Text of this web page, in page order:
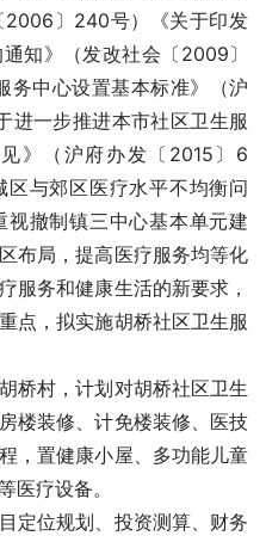
2006〕240号）《关于印发
知》（发改社会〔2009〕
务中心设置基本标准》（沪
进一步推进本市社区卫生服
》（沪府办发〔2015〕6
与郊区医疗水平不均衡问
撤制镇三中心基本单元建
布局，提高医疗服务均等化
服务和健康生活的新要求，
点，拟实施胡桥社区卫生服
村，计划对胡桥社区卫生
楼装修、计免楼装修、医技
，置健康小屋、多功能儿童
医疗设备。
定位规划、投资测算、财务